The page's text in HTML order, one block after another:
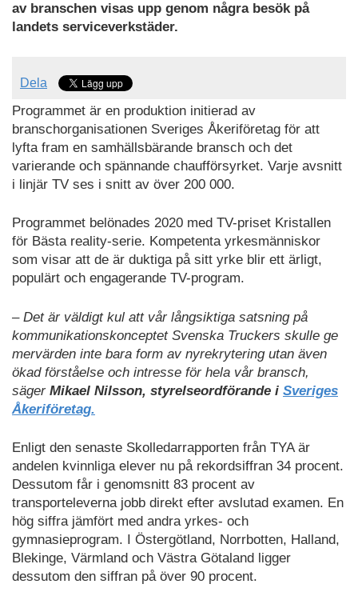
av branschen visas upp genom några besök på
landets serviceverkstäder.
Dela
Programmet är en produktion initierad av
branschorganisationen Sveriges Åkeriföretag för att
lyfta fram en samhällsbärande bransch och det
varierande och spännande chaufförsyrket. Varje avsnitt
i linjär TV ses i snitt av över 200 000.
Programmet belönades 2020 med TV-priset Kristallen
för Bästa reality-serie. Kompetenta yrkesmänniskor
som visar att de är duktiga på sitt yrke blir ett ärligt,
populärt och engagerande TV-program.
– Det är väldigt kul att vår långsiktiga satsning på
kommunikationskonceptet Svenska Truckers skulle ge
mervärden inte bara form av nyrekrytering utan även
ökad förståelse och intresse för hela vår bransch,
sägerMikael Nilsson, styrelseordförande i Sveriges
Åkeriföretag.
Enligt den senaste Skolledarrapporten från TYA är
andelen kvinnliga elever nu på rekordsiffran 34 procent.
Dessutom får i genomsnitt 83 procent av
transporteleverna jobb direkt efter avslutad examen. En
hög siffra jämfört med andra yrkes- och
gymnasieprogram. I Östergötland, Norrbotten, Halland,
Blekinge, Värmland och Västra Götaland ligger
dessutom den siffran på över 90 procent.